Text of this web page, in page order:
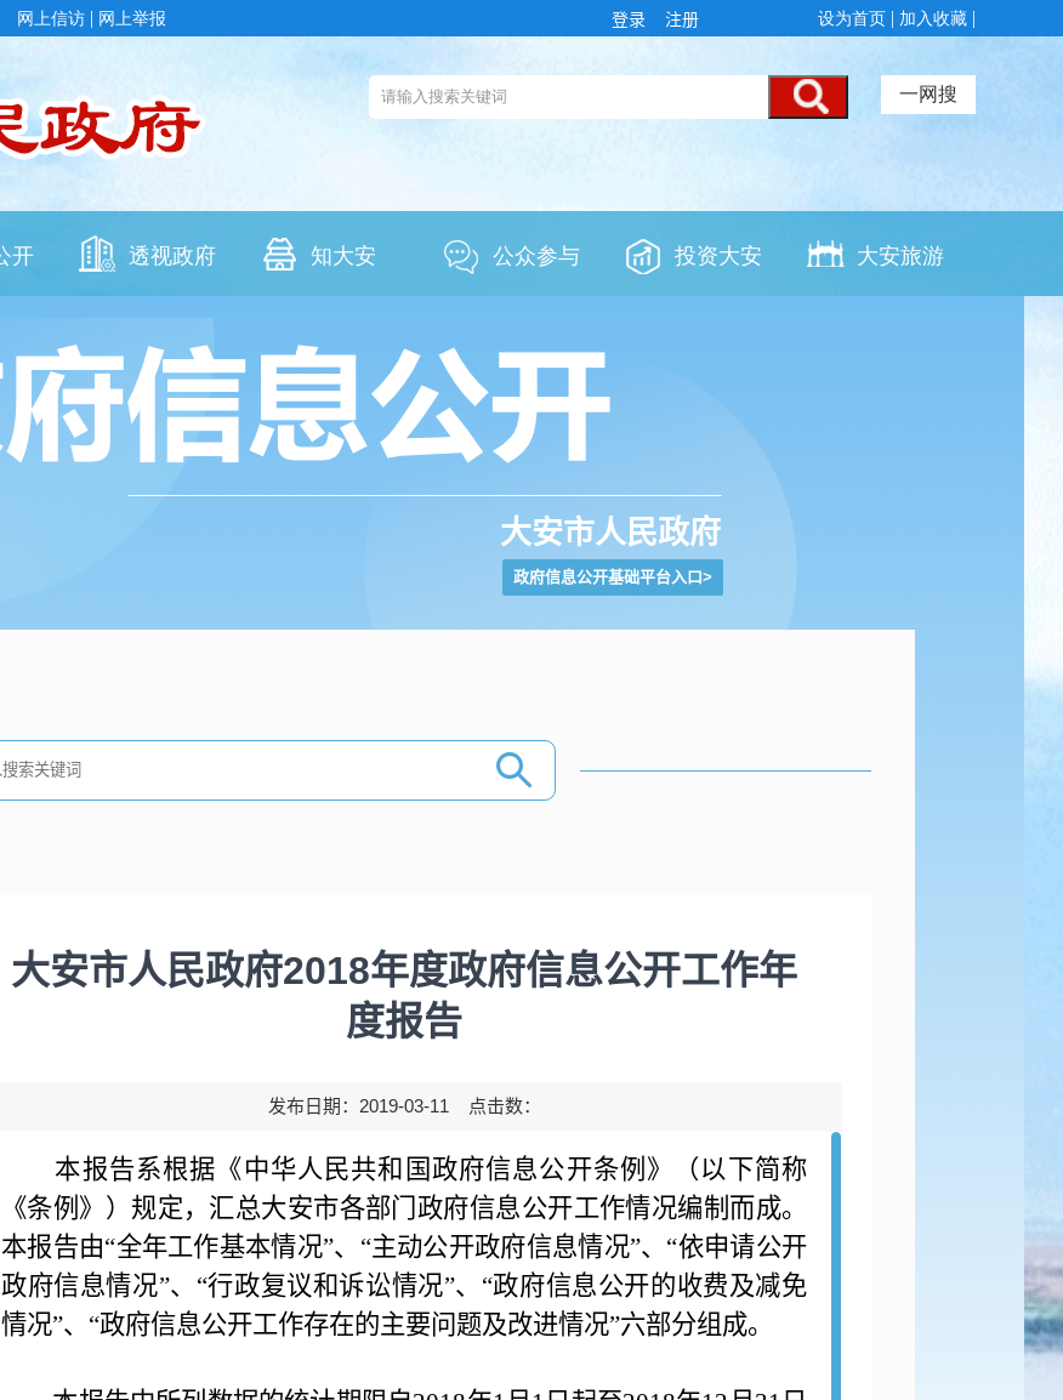
登录 注册
大安市人民政府
政府信息公开基础平台入口>
大安市人民政府2018年度政府信息公开工作年
度报告
发布日期：2019-03-11 点击数：
本报告系根据《中华人民共和国政府信息公开条例》（以下简称
《条例》）规定，汇总大安市各部门政府信息公开工作情况编制而成。
本报告由“全年工作基本情况”、“主动公开政府信息情况”、“依申请公开
政府信息情况”、“行政复议和诉讼情况”、“政府信息公开的收费及减免
情况”、“政府信息公开工作存在的主要问题及改进情况”六部分组成。